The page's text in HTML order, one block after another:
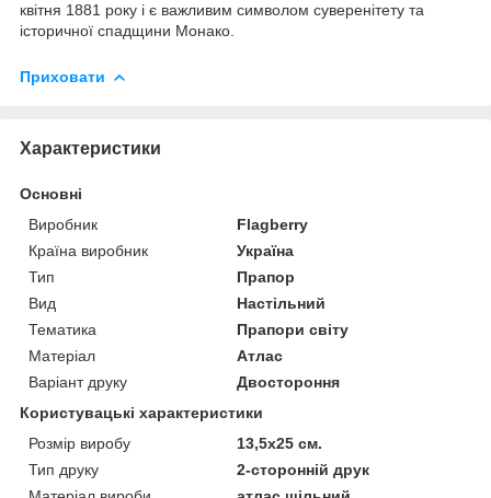
квітня 1881 року і є важливим символом суверенітету та
історичної спадщини Монако.
Приховати
Характеристики
Основні
Виробник
Flagberry
Країна виробник
Україна
Тип
Прапор
Вид
Настільний
Тематика
Прапори світу
Матеріал
Атлас
Варіант друку
Двостороння
Користувацькі характеристики
Розмір виробу
13,5х25 см.
Тип друку
2-сторонній друк